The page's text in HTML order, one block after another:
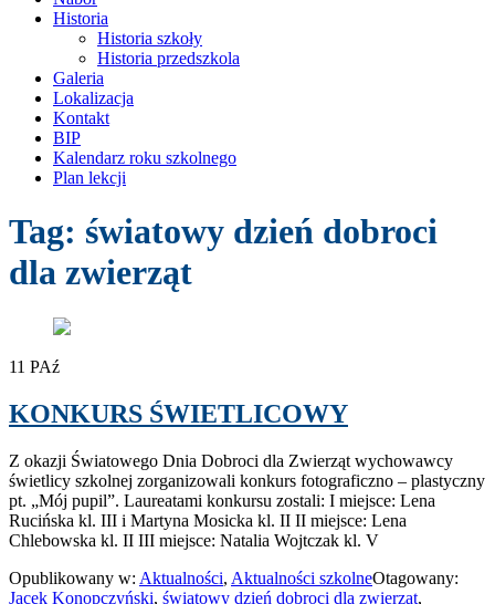
Historia
Historia szkoły
Historia przedszkola
Galeria
Lokalizacja
Kontakt
BIP
Kalendarz roku szkolnego
Plan lekcji
Tag: światowy dzień dobroci
dla zwierząt
11 PAź
KONKURS ŚWIETLICOWY
Z okazji Światowego Dnia Dobroci dla Zwierząt wychowawcy
świetlicy szkolnej zorganizowali konkurs fotograficzno – plastyczny
pt. „Mój pupil”. Laureatami konkursu zostali: I miejsce: Lena
Rucińska kl. III i Martyna Mosicka kl. II II miejsce: Lena
Chlebowska kl. II III miejsce: Natalia Wojtczak kl. V
Opublikowany w: Aktualności, Aktualności szkolneOtagowany:
Jacek Konopczyński, światowy dzień dobroci dla zwierząt,